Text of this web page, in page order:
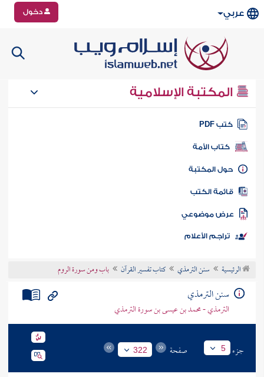
عربي دخول
المكتبة الإسلامية
كتب PDF
كتاب الأمة
المكتبة
الكتب
موضوعي
تراجم الأعلام
الرئيسية سنن الترمذي كتاب تفسير القرآن باب ومن سورة الروم
سنن الترمذي
الترمذي - محمد بن عيسى بن سورة الترمذي
جزء 5 صفحة 322